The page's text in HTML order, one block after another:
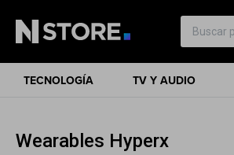
TECNOLOGÍA TV Y AUDIO
Wearables Hyperx